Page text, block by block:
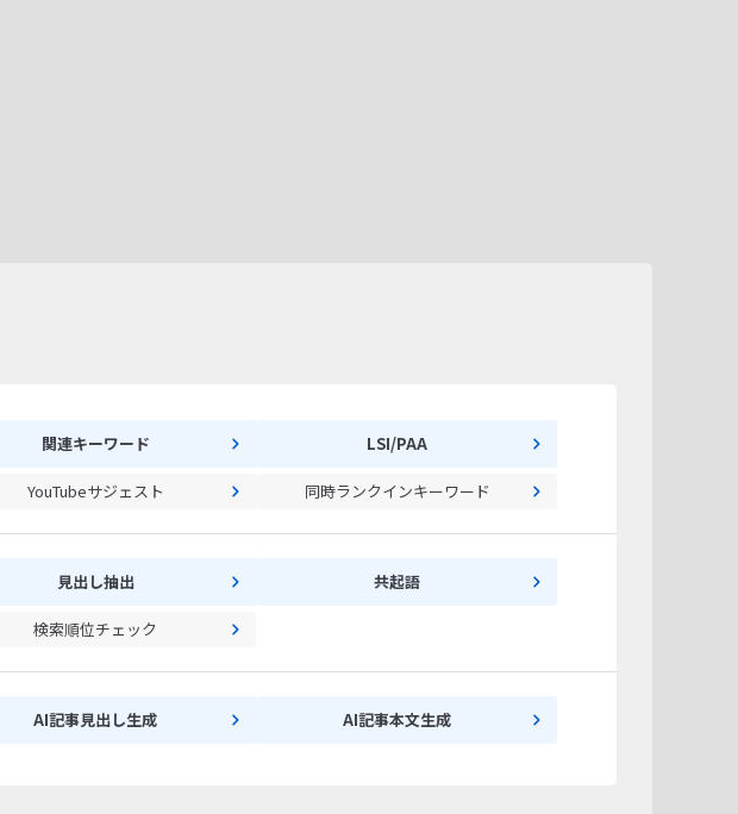
関連キーワード LSI/PAA
YouTubeサジェスト 同時ランクインキーワード
見出し抽出 共起語
検索順位チェック
AI記事見出し生成 AI記事本文生成